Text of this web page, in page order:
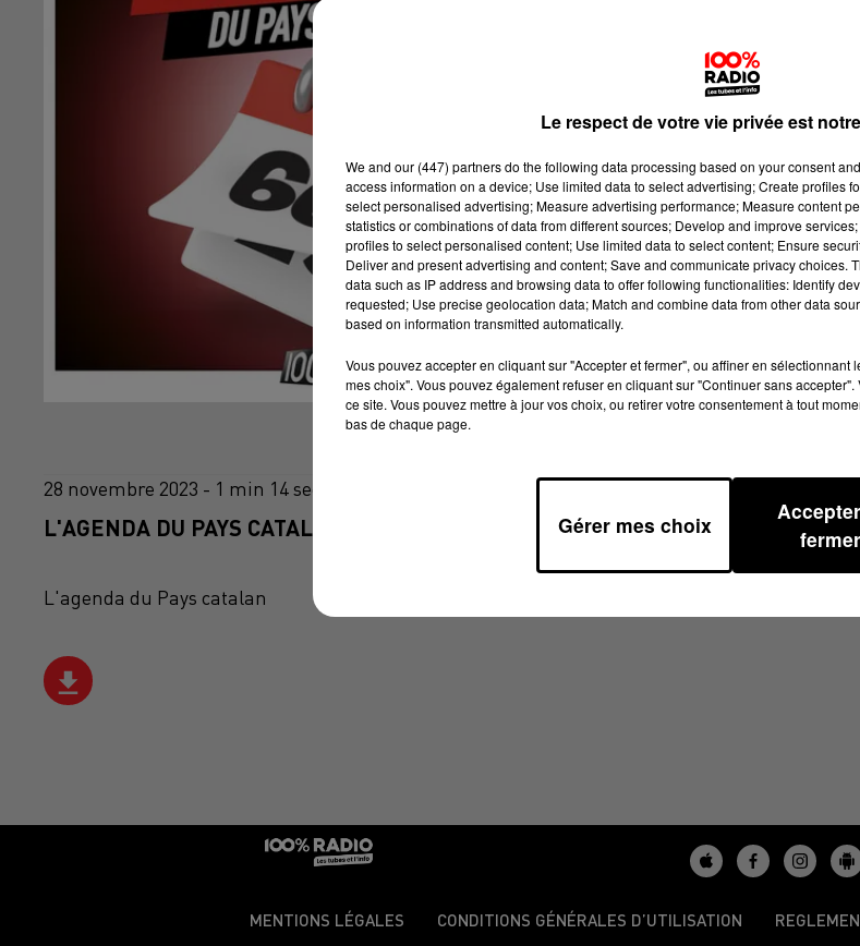
28 novembre 2023 - 1 min 14 sec
L'AGENDA DU PAYS CATALANS DU 28/11/2023 À 07H50
L'agenda du Pays catalan
MENTIONS LÉGALES CONDITIONS GÉNÉRALES D’UTILISATION
Le respect de votre vie privée est
We and our (447) partnersdo the following data processing based on your consent
access information on a device; Use limited data to select advertising; Create profiles
select personalised advertising; Measure advertising performance; Measure content
statistics or combinations of data from different sources; Develop and improve
profiles to select personalised content; Use limited data to select content; Ensure
Deliver and present advertising and content; Save and communicate privacy choices.
data such as IP address and browsing data to offer following functionalities: Identify
requested; Use precise geolocation data; Match and combine data from other data
based on information transmitted automatically.
Vous pouvez accepter en cliquant sur "Accepter et fermer", ou affiner en sélectionnant
mes choix". Vous pouvez également refuser en cliquant sur "Continuer sans
ce site. Vous pouvez mettre à jour vos choix, ou retirer votre consentement à tout
bas de chaque page.
Gérer mes choix
fermer